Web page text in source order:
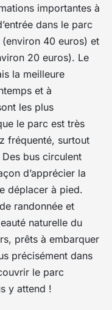
importantes à
dans le parc
40 euros) et
20 euros). Le
la meilleure
et à
les plus
le parc est très
fréquenté, surtout
bus circulent
d’apprécier la
déplacer à pied.
randonnée et
naturelle du
prêts à embarquer
précisément dans
le parc
y attend !